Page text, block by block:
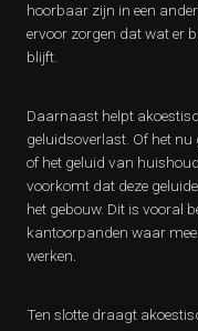
hoorbaar zijn in een
ervoor zorgen dat wat er
blijft.
Daarnaast helpt
geluidsoverlast. Of het
of het geluid van
voorkomt dat deze
het gebouw. Dit is vooral
kantoorpanden waar
werken.
Ten slotte draagt